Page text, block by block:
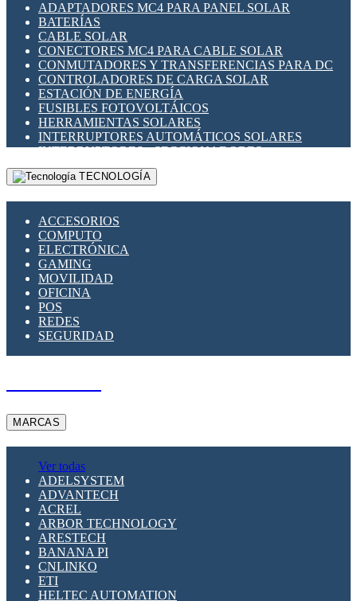
ADAPTADORES MC4 PARA PANEL SOLAR
BATERÍAS
CABLE SOLAR
CONECTORES MC4 PARA CABLE SOLAR
CONMUTADORES Y TRANSFERENCIAS PARA DC
CONTROLADORES DE CARGA SOLAR
ESTACIÓN DE ENERGÍA
FUSIBLES FOTOVOLTÁICOS
HERRAMIENTAS SOLARES
INTERRUPTORES AUTOMÁTICOS SOLARES
INTERRUPTORES - SECCIONADORES
FOTOVOLTÁICOS
MONTAJE PANEL SOLAR
SUPRESOR DE TRANSIENTES SPDS PARA
APLICACIONES FOTOVOLTAICAS
TECNOLOGÍA
ACCESORIOS
COMPUTO
ELECTRÓNICA
GAMING
MOVILIDAD
OFICINA
POS
REDES
SEGURIDAD
MARCAS
Ver todas
ADELSYSTEM
ADVANTECH
ACREL
ARBOR TECHNOLOGY
ARESTECH
BANANA PI
CNLINKO
ETI
HELTEC AUTOMATION